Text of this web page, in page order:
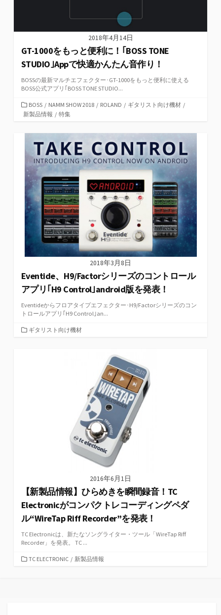
2018年4月14日
GT-1000をもっと便利に！｢BOSS TONE
STUDIO｣Appで快適かんたん音作り！
BOSSの最新マルチエフェクター･GT-1000をもっと便利に使える
BOSS公式アプリ｢BOSS TONE STUDIO...
カ
テ
リ
BOSS / NAMM SHOW 2018 / ROLAND / ギタリスト向け機材 /
新製品情報 / 特集
2018年3月8日
Eventide、H9/Factorシリーズのコントロール
アプリ｢H9 Control｣android版を発表！
Eventideからフロアタイプエフェクター･H9/Factorシリーズのコン
トロールアプリ｢H9 Control｣an...
カギタリスト向け機材
2016年6月1日
【新製品情報】ひらめきを瞬間録音！TC
Electronicがコンパクトレコーディングペダ
ル“WireTap Riff Recorder”を発表！
TC Electronicは、新たなソングライター・ツール「WireTap Riff
Recorder」を発表。 TC ...
カTC ELECTRONIC / 新製品情報